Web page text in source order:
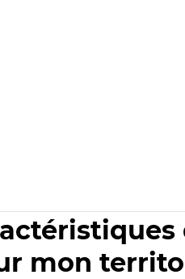
mon